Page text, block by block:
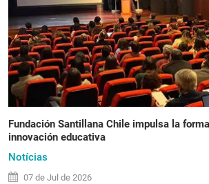
Fundación Santillana Chile impulsa la
innovación educativa
Notícias
07 de Jul de 2026